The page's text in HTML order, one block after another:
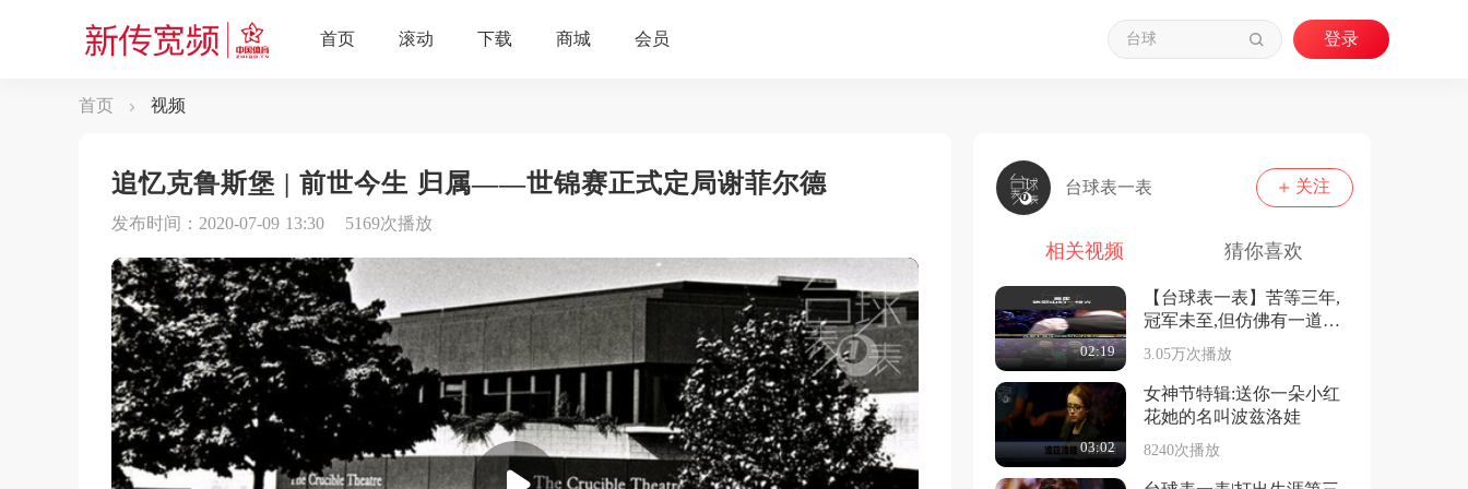
首页 视频
追忆克鲁斯堡 | 前世今生 归属——世锦赛正式定局谢菲尔德
发布时间：2020-07-09 13:30 5169次播放
台球表一表 关注
相关视频 猜你喜欢
02:19
【台球表一表】苦等三年,
冠军未至,但仿佛有一道光
已经悄然穿透迷雾!
3.05万次播放
03:02
女神节特辑:送你一朵小红
花她的名叫波兹洛娃
8240次播放